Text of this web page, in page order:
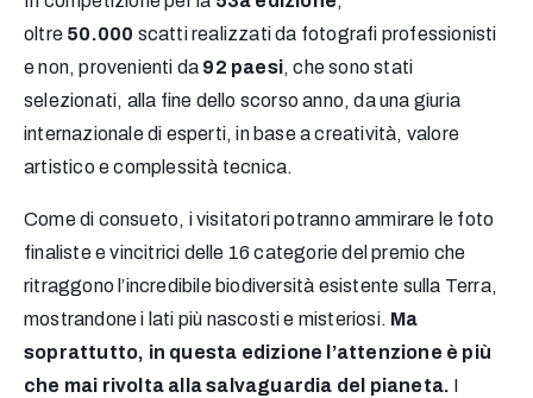
oltre 50.000 scatti realizzati da fotografi professionisti
e non, provenienti da 92 paesi, che sono stati
selezionati, alla fine dello scorso anno, da una giuria
internazionale di esperti, in base a creatività, valore
artistico e complessità tecnica.
Come di consueto, i visitatori potranno ammirare le foto
finaliste e vincitrici delle 16 categorie del premio che
ritraggono l’incredibile biodiversità esistente sulla Terra,
mostrandone i lati più nascosti e misteriosi. Ma
soprattutto, in questa edizione l’attenzione è più
che mai rivolta alla salvaguardia del pianeta. I